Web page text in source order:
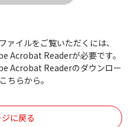
ンドの仕様書、およ
ロードファイルにつ
ての権利は、アイコ
ドしたファイルは、
ァイルをご覧いただくには、
Acrobat Readerが必要です。
Acrobat Readerのダウンロー
ちらから。
に戻る